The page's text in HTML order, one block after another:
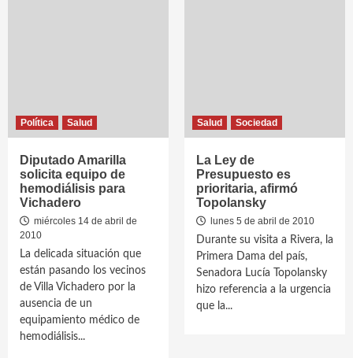
Política Salud
Diputado Amarilla
solicita equipo de
hemodiálisis para
Vichadero
miércoles 14 de abril de
2010
La delicada situación que
están pasando los vecinos
de Villa Vichadero por la
ausencia de un
equipamiento médico de
hemodiálisis...
Salud Sociedad
La Ley de
Presupuesto es
prioritaria, afirmó
Topolansky
lunes 5 de abril de 2010
Durante su visita a Rivera, la
Primera Dama del país,
Senadora Lucía Topolansky
hizo referencia a la urgencia
que la...